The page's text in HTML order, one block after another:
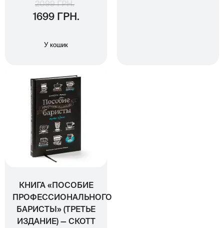
2099 ГРН.
1699 ГРН.
У кошик
КНИГА «ПОСОБИЕ
ПРОФЕССИОНАЛЬНОГО
БАРИСТЫ» (ТРЕТЬЕ
ИЗДАНИЕ) — СКОТТ